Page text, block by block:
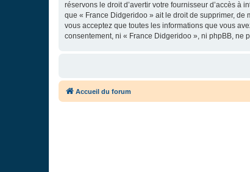
réservons le droit d’avertir votre fournisseur d’accès à
que « France Didgeridoo » ait le droit de supprimer, de
vous acceptez que toutes les informations que vous
consentement, ni « France Didgeridoo », ni phpBB, ne
Accueil du forum